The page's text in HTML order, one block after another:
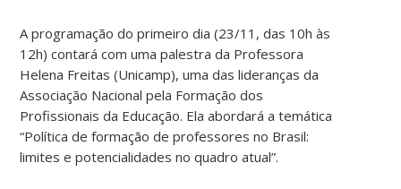
A programação do primeiro dia (23/11, das 10h às
12h) contará com uma palestra da Professora
Helena Freitas (Unicamp), uma das lideranças da
Associação Nacional pela Formação dos
Profissionais da Educação. Ela abordará a temática
“Política de formação de professores no Brasil:
limites e potencialidades no quadro atual”.